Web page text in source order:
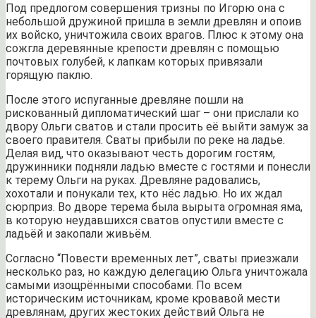
Под предлогом совершения тризны по Игорю она с
небольшой дружиной пришла в земли древлян и опоив
их войско, уничтожила своих врагов. Плюс к этому она
сожгла деревянные крепости древлян с помощью
почтовых голубей, к лапкам которых привязали
горящую паклю.
После этого испуганные древляне пошли на
рискованный дипломатический шаг – они прислали ко
двору Ольги сватов и стали просить её выйти замуж за
своего правителя. Сваты прибыли по реке на ладье.
Делая вид, что оказывают честь дорогим гостям,
дружинники подняли ладью вместе с гостями и понесли
к терему Ольги на руках. Древляне радовались,
хохотали и понукали тех, кто нёс ладью. Но их ждал
сюрприз. Во дворе терема была вырыта огромная яма,
в которую неудавшихся сватов опустили вместе с
ладьёй и закопали живьём.
Согласно “Повести временных лет”, сваты приезжали
несколько раз, но каждую делегацию Ольга уничтожала
самыми изощрёнными способами. По всем
историческим источникам, кроме кровавой мести
древлянам, других жестоких действий Ольга не